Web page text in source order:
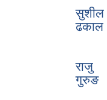
सुशील
ढकाल
राजु
गुरुङ